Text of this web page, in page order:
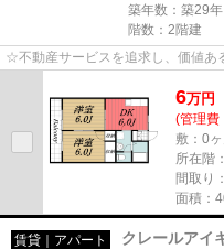
築年数：築29年
階数：2階建
☆不動産サービスを追求し、価値
6万円
(管理費
敷：0
所在階
間取り
面積：
賃貸｜アパート クレールア